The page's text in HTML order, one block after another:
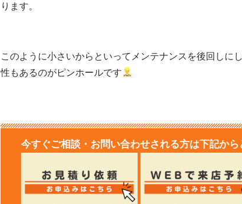
ります。
このように小さいからといってメンテナンスを後回しに
性もあるのがピンホールです
今すぐご相談・お問い合わせされる方は下記から